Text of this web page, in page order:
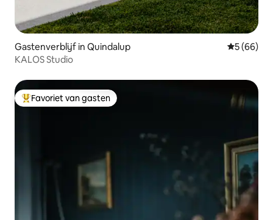
Gastenverblijf in Quindalup
5 (66)
KALOS Studio
Topfavoriet van gasten
Favoriet van gasten